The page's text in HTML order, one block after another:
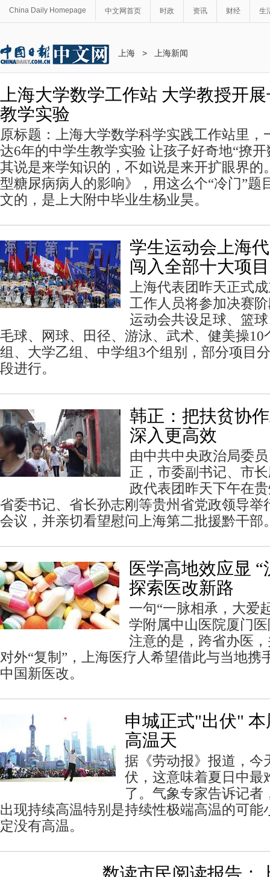
China Daily Homepage 中文网首页 时政 资讯 财经 生
上海 > 上海新闻
上海大学数学工作站 大学教授开
教学实验
原标题：上海大学数学科学实践工作站里，
达6年的中学生教学实验 让孩子好奇地“
其说是来学知识的，不如说是来开扩眼界的
型糖尿病病人的影响》，用这么个“冷门”题
文的，是上大附中毕业生杨业昊。
学生运动会上海
闯入全部十大项
上海代表团昨天正式
工作人员将参加决赛
运动会共设足球、篮
毛球、网球、田径、游泳、武术、健美操10
组、大学乙组、中学组3个组别，部分项目
段进行。
韩正：把扶贫协
深入更高效
由中共中央政治局委
正，市委副书记、市
政代表团昨天下午在
省委书记、省长孙志刚等贵州省党政领导举
会议，并亲切看望慰问上海第二批援黔干部
医学高地效应显
探索医改新路
一句“一脉相承，大爱
学附属中山医院厦门
注意的是，跨省办医
对外“复制”，上海医疗人希望借此与当地携
中国新医改。
申城正式"出伏"
高温天
据《劳动报》报道，今
伏，这意味着夏日中最
了。气象专家告诉记者
出现持续高温特别是持续性极端高温的可能
定没有高温。